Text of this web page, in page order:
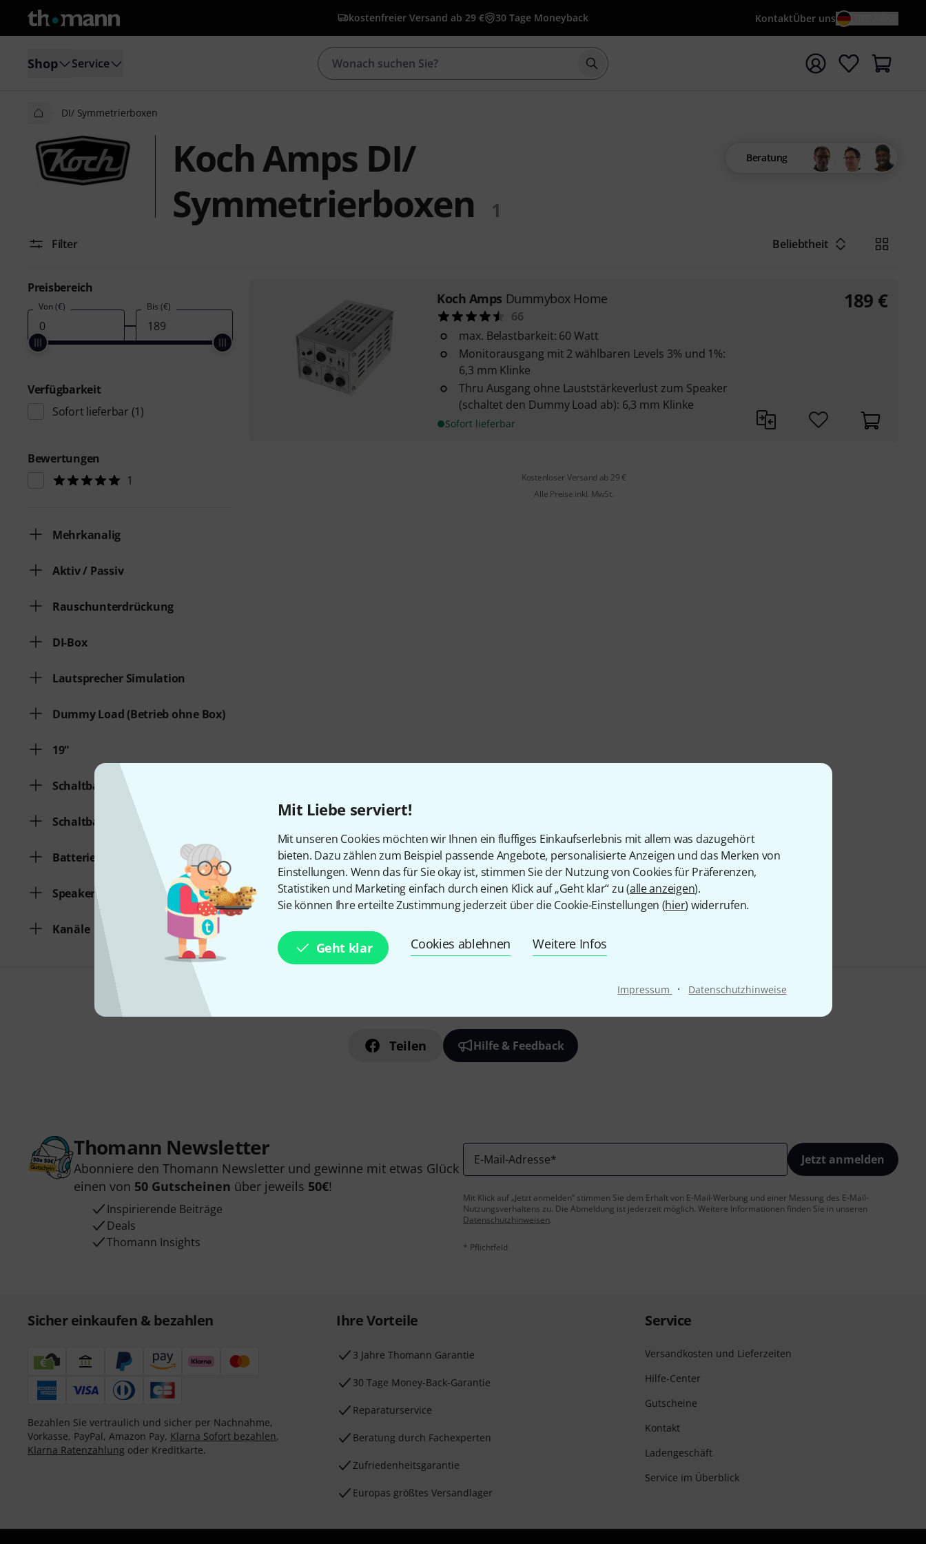
Mit Liebe serviert!
Mit unseren Cookies möchten wir Ihnen ein fluffiges Einkaufserlebnis mit allem was dazugehört
bieten. Dazu zählen zum Beispiel passende Angebote, personalisierte Anzeigen und das Merken von
Einstellungen. Wenn das für Sie okay ist, stimmen Sie der Nutzung von Cookies für Präferenzen,
Statistiken und Marketing einfach durch einen Klick auf „Geht klar“ zu (alle anzeigen).
Sie können Ihre erteilte Zustimmung jederzeit über die Cookie-Einstellungen (hier) widerrufen.
Geht klar Cookies ablehnen Weitere Infos
Impressum · Datenschutzhinweise
kostenfreier Versand ab 29 € 30 Tage Moneyback KontaktÜber uns
Shop Service Suche mit Suchwort {searchTerm} starten
DI/ Symmetrierboxen
Koch Amps DI/
Symmetrierboxen
1
Beratung
Filter Beliebtheit
Preisbereich
Von (€) Bis (€)
Verfügbarkeit
Sofort lieferbar (1)
Bewertungen
1
Mehrkanalig
Aktiv / Passiv
Rauschunterdrückung
DI-Box
Lautsprecher Simulation
Dummy Load (Betrieb ohne Box)
19"
Schaltbarer Pad
Schaltbarer Gnd/Lift
Batteriespeisung
Speaker Simulation
Kanäle
Koch Amps Dummybox Home
66
max. Belastbarkeit: 60 Watt
Monitorausgang mit 2 wählbaren Levels 3% und 1%:
6,3 mm Klinke
Thru Ausgang ohne Lauststärkeverlust zum Speaker
(schaltet den Dummy Load ab): 6,3 mm Klinke
Sofort lieferbar
189 €
Kostenloser Versand ab 29 €
Alle Preise inkl. MwSt.
Teilen Hilfe & Feedback
Thomann Newsletter
Abonniere den Thomann Newsletter und gewinne mit etwas Glück
einen von 50 Gutscheinen über jeweils 50€!
Inspirierende Beiträge
Deals
Thomann Insights
E-Mail-Adresse* Jetzt anmelden
Mit Klick auf „Jetzt anmelden“ stimmen Sie dem Erhalt von E-Mail-Werbung und einer Messung des E-Mail-
Nutzungsverhaltens zu. Die Abmeldung ist jederzeit möglich. Weitere Informationen finden Sie in unseren
Datenschutzhinweisen.
* Pflichtfeld
Sicher einkaufen & bezahlen
Bezahlen Sie vertraulich und sicher per Nachnahme,
Vorkasse, PayPal, Amazon Pay, Klarna Sofort bezahlen,
Klarna Ratenzahlung oder Kreditkarte.
Ihre Vorteile
3 Jahre Thomann Garantie
30 Tage Money-Back-Garantie
Reparaturservice
Beratung durch Fachexperten
Zufriedenheitsgarantie
Europas größtes Versandlager
Service
Versandkosten und Lieferzeiten
Hilfe-Center
Gutscheine
Kontakt
Ladengeschäft
Service im Überblick